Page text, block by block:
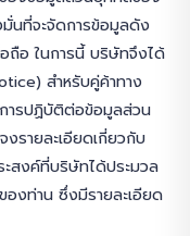
นที่จะจัดการข้อมูลดัง
ถือ ในการนี้ บริษัทจึงได้
สำหรับคู่ค้าทาง
ารปฏิบัติต่อข้อมูลส่วน
รายละเอียดเกี่ยวกับ
ะสงค์ที่บริษัทได้ประมวล
งท่าน ซึ่งมีรายละเอียด